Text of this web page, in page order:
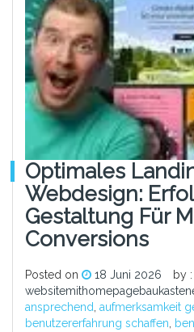
Optimales
Webdesign:
Gestaltung Für
Conversions
Posted on 18 Juni 2026
by :
ansprechend, aufmerksamkeit
benutzererfahrung schaffen,